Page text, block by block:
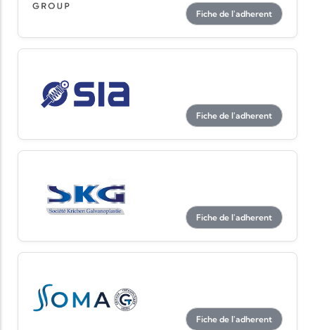
Fiche de l'adherent
Fiche de l'adherent
Fiche de l'adherent
Fiche de l'adherent